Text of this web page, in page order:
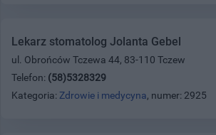
Lekarz stomatolog Jolanta Gebel
ul. Obrońców Tczewa 44, 83-110 Tczew
Telefon: (58)5328329
Kategoria: Zdrowie i medycyna, numer: 2925